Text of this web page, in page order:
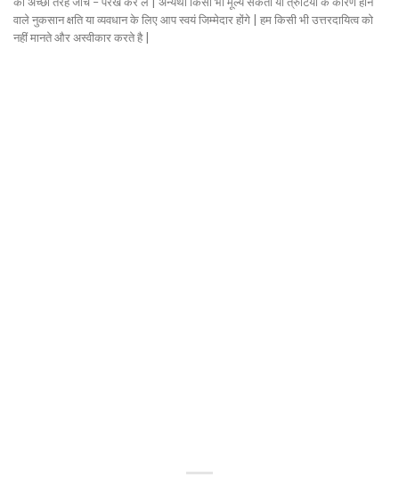
वाले नुकसान क्षति या व्यवधान के लिए आप स्वयं जिम्मेदार होंगे | हम किसी भी उत्तरदायित्व को
नहीं मानते और अस्वीकार करते है |